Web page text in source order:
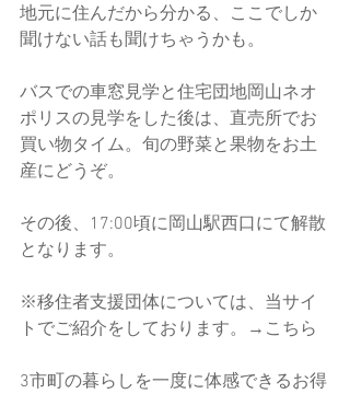
地元に住んだから分かる、ここでしか
聞けない話も聞けちゃうかも。
バスでの車窓見学と住宅団地岡山ネオ
ポリスの見学をした後は、直売所でお
買い物タイム。旬の野菜と果物をお土
産にどうぞ。
その後、17:00頃に岡山駅西口にて解散
となります。
※移住者支援団体については、当サイ
トでご紹介をしております。→こちら
3市町の暮らしを一度に体感できるお得